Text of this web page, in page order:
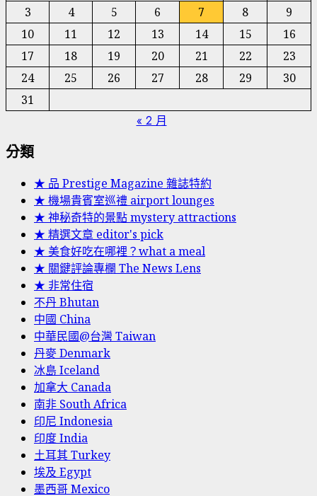
3
4 5 6 7 8
9
10
11 12 13 14 15
16
17
18 19 20 21 22
23
24
25 26 27 28 29
30
31
« 2 月
分類
★ 品 Prestige Magazine 雜誌特約
★ 機場貴賓室巡禮 airport lounges
★ 神秘奇特的景點 mystery attractions
★ 精選文章 editor's pick
★ 美食好吃在哪裡？what a meal
★ 關鍵評論專欄 The News Lens
★ 非常住宿
不丹 Bhutan
中國 China
中華民國@台灣 Taiwan
丹麥 Denmark
冰島 Iceland
加拿大 Canada
南非 South Africa
印尼 Indonesia
印度 India
土耳其 Turkey
埃及 Egypt
墨西哥 Mexico